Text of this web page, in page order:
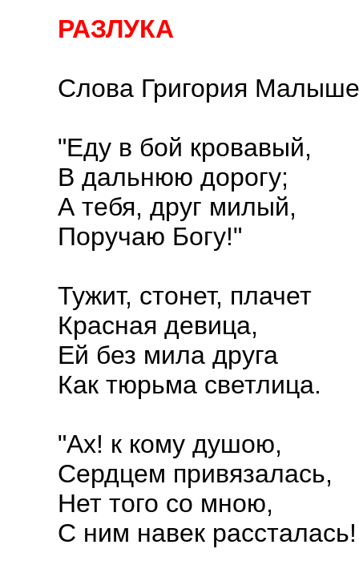
РАЗЛУКА
Слова Григория
"Еду в бой кровавый,
В дальнюю дорогу;
А тебя, друг милый,
Поручаю Богу!"
Тужит, стонет, плачет
Красная девица,
Ей без мила друга
Как тюрьма светлица.
"Ах! к кому душою,
Сердцем привязалась,
Нет того со мною,
С ним навек рассталась!